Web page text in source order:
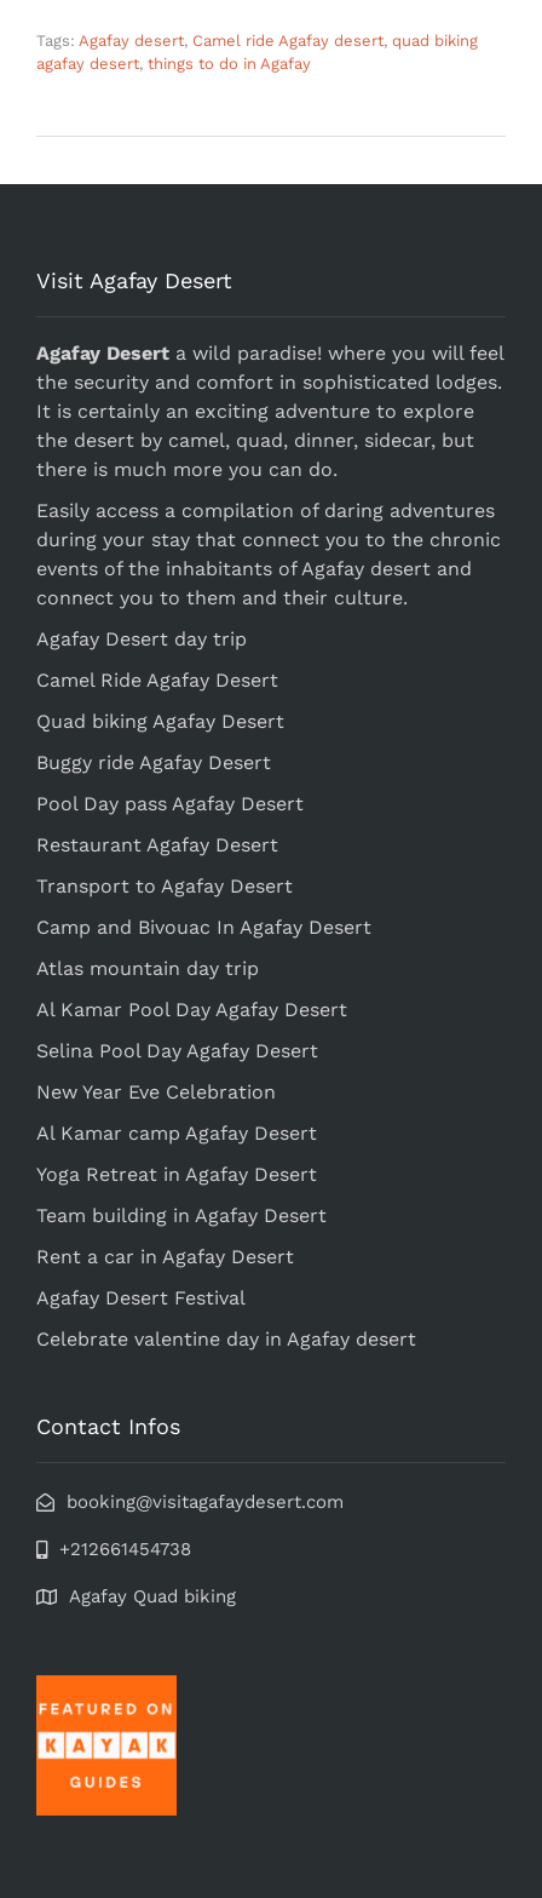
Tags: Agafay desert, Camel ride Agafay desert, quad biking
agafay desert, things to do in Agafay
Visit Agafay Desert
Agafay Desert a wild paradise! where you will feel
the security and comfort in sophisticated lodges.
It is certainly an exciting adventure to explore
the desert by camel, quad, dinner, sidecar, but
there is much more you can do.
Easily access a compilation of daring adventures
during your stay that connect you to the chronic
events of the inhabitants of Agafay desert and
connect you to them and their culture.
Agafay Desert day trip
Camel Ride Agafay Desert
Quad biking Agafay Desert
Buggy ride Agafay Desert
Pool Day pass Agafay Desert
Restaurant Agafay Desert
Transport to Agafay Desert
Camp and Bivouac In Agafay Desert
Atlas mountain day trip
Al Kamar Pool Day Agafay Desert
Selina Pool Day Agafay Desert
New Year Eve Celebration
Al Kamar camp Agafay Desert
Yoga Retreat in Agafay Desert
Team building in Agafay Desert
Rent a car in Agafay Desert
Agafay Desert Festival
Celebrate valentine day in Agafay desert
Contact Infos
booking@visitagafaydesert.com
+212661454738
Agafay Quad biking